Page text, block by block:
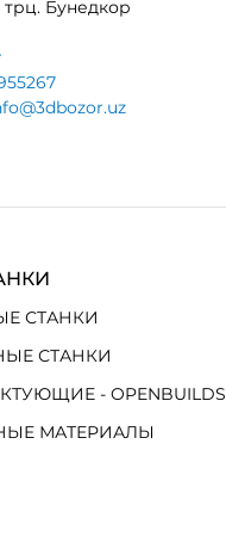
Бунедкор
СТАНКИ
СТАНКИ
- OPENBUILDS
МАТЕРИАЛЫ